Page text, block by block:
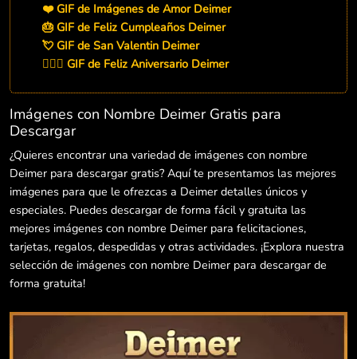
❤️ GIF de Imágenes de Amor Deimer
🎂 GIF de Feliz Cumpleaños Deimer
💘 GIF de San Valentin Deimer
👨‍❤️‍👨 GIF de Feliz Aniversario Deimer
Imágenes con Nombre Deimer Gratis para
Descargar
¿Quieres encontrar una variedad de imágenes con nombre
Deimer para descargar gratis? Aquí te presentamos las mejores
imágenes para que le ofrezcas a Deimer detalles únicos y
especiales. Puedes descargar de forma fácil y gratuita las
mejores imágenes con nombre Deimer para felicitaciones,
tarjetas, regalos, despedidas y otras actividades. ¡Explora nuestra
selección de imágenes con nombre Deimer para descargar de
forma gratuita!